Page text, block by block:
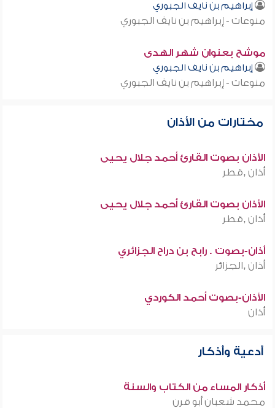
إبراهيم بن نايف الجبوري
منوعات - إبراهيم بن نايف الجبوري
موشح بعنوان شهر الهدى
إبراهيم بن نايف الجبوري
منوعات - إبراهيم بن نايف الجبوري
مختارات من الأذان
الأذان بصوت القارئ أحمد جلال يحيى
أذان ,قطر
الأذان بصوت القارئ أحمد جلال يحيى
أذان ,قطر
أذان-بصوت . رابح بن دراح الجزائري
أذان ,الجزائر
الأذان-بصوت أحمد الكوردي
أذان
أدعية وأذكار
أذكار المساء من الكتاب والسنة
محمد شعبان أبو قرن